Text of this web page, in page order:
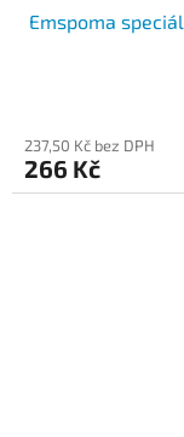
Emspoma
237,50 Kč bez DPH
266 Kč